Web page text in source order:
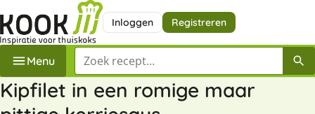
Inloggen Registreren
Menu Zoek een recept
Kipfilet in een romige maar